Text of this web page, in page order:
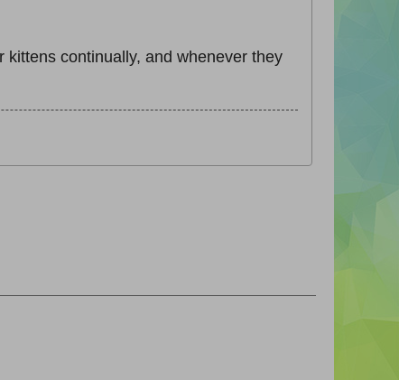
continually, and whenever they